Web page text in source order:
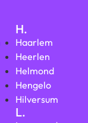
H.
Haarlem
Heerlen
Helmond
Hengelo
Hilversum
L.